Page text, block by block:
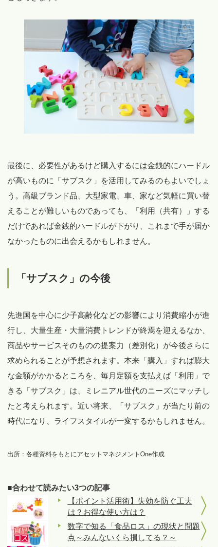
最後に、必要性があるけど購入するには金銭的にハードル
が高いものに「サブスク」を活用してみるのもよいでしょ
う。高級ブランド品、大型家電、車、家など気軽に買い替
えることが難しいものであっても、「利用（共有）」する
だけであれば金銭的ハードルが下がり、これまで手が届か
なかったものに出会えるかもしれません。
「サブスク」の今後
先進国を中心に少子高齢化などの影響により消費縮小が進
行し、大量生産・大量消費トレンドが終焉を迎えるなか、
商品やサービスそのものの提案力（差別化）が今後さらに
求められることが予想されます。本来「購入」すれば膨大
な金額がかかるところを、毎月定額を支払えば「利用」で
きる「サブスク」は、ミレニアル世代のニーズにマッチし
たと考えられます。近い将来、「サブスク」が当たり前の
時代になり、ライフスタイルが一変するかもしれません。
出所：各種資料をもとにアセットマネジメントOne作成
■合わせて読みたい3つの記事
【ポイント活用術】失効を防ぐ工夫
は？お得な使い方は？
数字で知る「食品ロス」の現状と問題
点～みんないくら損してる？～